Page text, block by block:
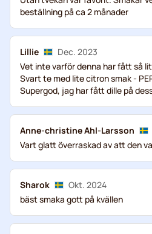
beställning på ca 2 månader
Lillie
Dec. 2023
Vet inte varför denna har fått så
Svart te med lite citron smak -
Supergod, jag har fått dille på
Anne-christine Ahl-Larsson
Vart glatt överraskad av att den
Sharok
Okt. 2024
bäst smaka gott på kvällen